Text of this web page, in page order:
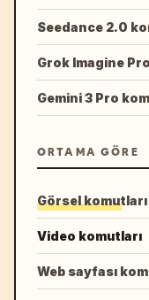
Seedance 2.0
Grok Imagine
Gemini 3 Pro
ORTAMA GÖRE
Görsel komutları
Video komutları
Web sayfası